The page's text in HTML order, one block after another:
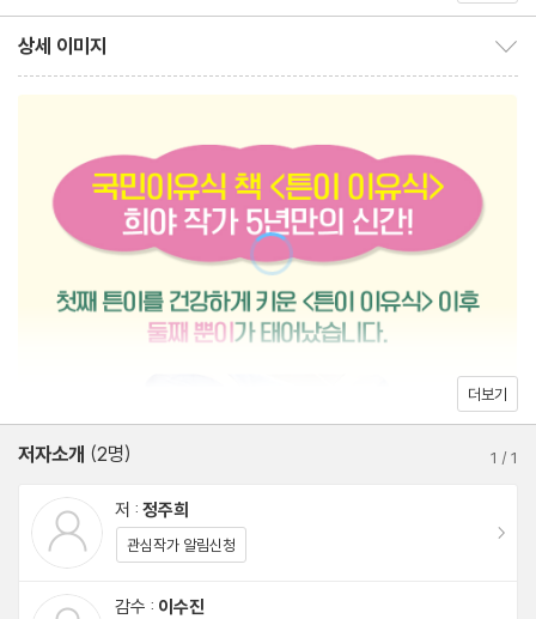
음 시작하는 분들에게 도움이 되기를 바랍니다.
든 괜찮습니다. 2.32kg으로 만지면 부서질 것만 같았던 이른둥이
뿐이는 이유식을 먹고 10kg이 넘을 정도로 건강하게 자랐습니다.
이유식의 목표는 아기가 돌이 되었을 때 가족이 한 자리에 모여서 삼
시 세 끼 즐거운 식사를 하는 것입니다. 조금 느리게 천천히 진행되
더라도 아기를 믿고 기다려주세요. 여러분의 사랑스러운 아기들도
시기별 토핑 이유식의 양
달걀 고르는 방법
두부 고르는 방법
채소, 과일을 세척하는 방법
아기 과자, 아기 치즈, 아기 요거트를 고르는 방법
유기농, 무농약, 친환경, GAP 인증, 무항생제 이해하기
이유식 시작 후 변비가 생겼을 때
PART 1. 초기 토핑 이유식
1장 초기 토핑 이유식 시작 전에 알아두면 좋아요
초기 이유식을 왜 쌀로 시작할까?
왜 오트밀로 이유식을 만들까?
상세 이미지
더보기
저자소개 (2명) 1 /1
저 : 정주희
관심작가 알림신청
감수 : 이수진